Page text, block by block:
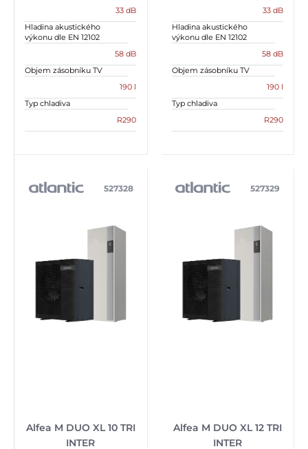
33 dB
Hladina akustického
výkonu dle EN 12102
58 dB
Objem zásobníku TV
190 l
Typ chladiva
R290
33 dB
Hladina akustického
výkonu dle EN 12102
58 dB
Objem zásobníku TV
190 l
Typ chladiva
R290
Alfea M DUO XL 10 TRI
INTER
527328
Alfea M DUO XL 12 TRI
INTER
527329